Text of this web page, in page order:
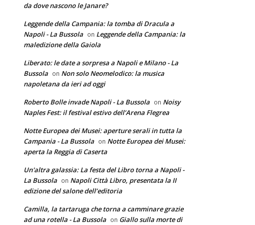
da dove nascono le Janare?
Leggende della Campania: la tomba di Dracula a
Napoli - La Bussola on Leggende della Campania: la
maledizione della Gaiola
Liberato: le date a sorpresa a Napoli e Milano - La
Bussola on Non solo Neomelodico: la musica
napoletana da ieri ad oggi
Roberto Bolle invade Napoli - La Bussola on Noisy
Naples Fest: il festival estivo dell’Arena Flegrea
Notte Europea dei Musei: aperture serali in tutta la
Campania - La Bussola on Notte Europea dei Musei:
aperta la Reggia di Caserta
Un'altra galassia: La festa del Libro torna a Napoli -
La Bussola on Napoli Città Libro, presentata la II
edizione del salone dell’editoria
Camilla, la tartaruga che torna a camminare grazie
ad una rotella - La Bussola on Giallo sulla morte di